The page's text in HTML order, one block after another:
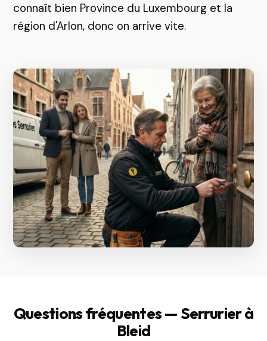
connaît bien Province du Luxembourg et la
région d'Arlon, donc on arrive vite.
Questions fréquentes — Serrurier à
Bleid